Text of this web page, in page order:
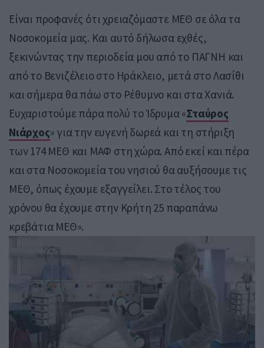
Είναι προφανές ότι χρειαζόμαστε ΜΕΘ σε όλα τα
Νοσοκομεία μας. Και αυτό δήλωσα εχθές,
ξεκινώντας την περιοδεία μου από το ΠΑΓΝΗ και
από το Βενιζέλειο στο Ηράκλειο, μετά στο Λασίθι
και σήμερα θα πάω στο Ρέθυμνο και στα Χανιά.
Ευχαριστούμε πάρα πολύ το Ίδρυμα «Σταύρος
Νιάρχος» για την ευγενή δωρεά και τη στήριξη
των 174 ΜΕΘ και ΜΑΦ στη χώρα. Από εκεί και πέρα
και στα Νοσοκομεία του νησιού θα αυξήσουμε τις
ΜΕΘ, όπως έχουμε εξαγγείλει. Στο τέλος του
χρόνου θα έχουμε στην Κρήτη 25 παραπάνω
κρεβάτια ΜΕΘ».